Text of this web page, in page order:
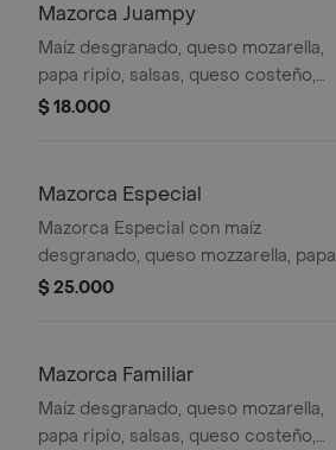
Mazorca Juampy
Maíz desgranado, queso mozarella,
papa ripio, salsas, queso costeño,
salchicha ranchera
$ 18.000
Mazorca Especial
Mazorca Especial con maíz
desgranado, queso mozzarella, papa
ripio, salsas, queso costeño y
$ 25.000
Mazorca Familiar
Maíz desgranado, queso mozarella,
papa ripio, salsas, queso costeño,